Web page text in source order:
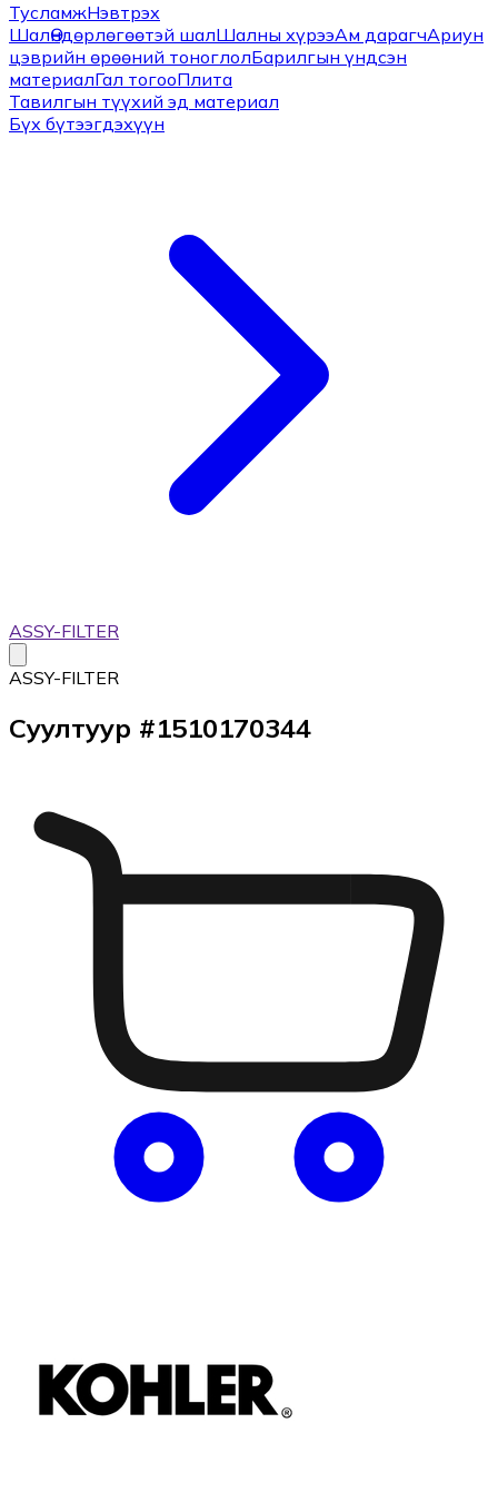
ТусламжНэвтрэх
ШалӨндөрлөгөөтэй шалШалны хүрээАм дарагчАриун
цэврийн өрөөний тоноглолБарилгын үндсэн
материалГал тогооПлита
Тавилгын түүхий эд материал
Бүх бүтээгдэхүүн
ASSY-FILTER
ASSY-FILTER
Суултуур #1510170344